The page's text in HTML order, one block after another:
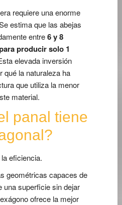
requiere una enorme
estima que las abejas
entre6 y 8
producir solo 1
elevada inversión
qué la naturaleza ha
que utiliza la menor
material.
panal tiene
eficiencia.
geométricas capaces de
una superficie sin dejar
ofrece la mejor